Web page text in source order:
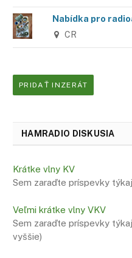
Nabídka pro
CR
PRIDAŤ INZERÁT
HAMRADIO DISKUSIA
Krátke vlny KV
Sem zaraďte príspevky
Veľmi krátke vlny VKV
Sem zaraďte príspevky
vyššie)